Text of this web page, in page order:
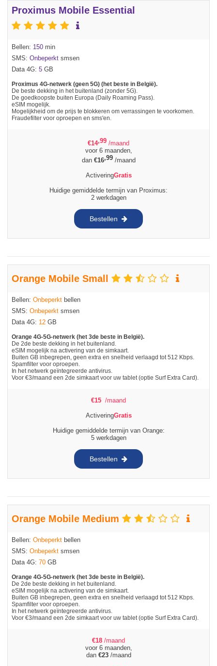
Proximus Mobile Essential
Bellen: 150 min
SMS: Onbeperkt smsen
Data 4G: 5 GB
Proximus 4G-netwerk (geen 5G) (het beste in België).
De beste dekking in het buitenland (zonder 5G).
De goedkoopste buiten Europa (Daily Roaming Pass).
eSIM mogelijk.
Mogelijkheid om de prijs te blokkeren om verrassingen te voorkomen.
Fraudefilter voor oproepen en sms'en.
€14,99 /maand
voor 6 maanden,
dan €16,99/maand
ActiveringGratis
Huidige gemiddelde termijn van Proximus:
2 werkdagen
Bestellen
Orange Mobile Small
Bellen: Onbeperkt bellen
SMS: Onbeperkt smsen
Data 4G: 12 GB
Orange 4G-5G-netwerk (het 3de beste in België).
De 2de beste dekking in het buitenland.
eSIM mogelijk na activering van de simkaart.
Buiten GB inbegrepen, geen extra en snelheid verlaagd tot 512 Kbps.
Spamfilter voor oproepen.
In het netwerk geïntegreerde antivirus.
Voor €3/maand een 2de simkaart voor uw tablet (optie Surf Extra Card).
€15 /maand
ActiveringGratis
Huidige gemiddelde termijn van Orange:
5 werkdagen
Bestellen
Orange Mobile Medium
Bellen: Onbeperkt bellen
SMS: Onbeperkt smsen
Data 4G: 70 GB
Orange 4G-5G-netwerk (het 3de beste in België).
De 2de beste dekking in het buitenland.
eSIM mogelijk na activering van de simkaart.
Buiten GB inbegrepen, geen extra en snelheid verlaagd tot 512 Kbps.
Spamfilter voor oproepen.
In het netwerk geïntegreerde antivirus.
Voor €3/maand een 2de simkaart voor uw tablet (optie Surf Extra Card).
€18 /maand
voor 6 maanden,
dan €23/maand